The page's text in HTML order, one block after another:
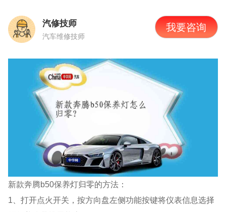
汽修技师
汽车维修技师
我要咨询
新款奔腾b50保养灯归零的方法：
1、打开点火开关，按方向盘左侧功能按键将仪表信息选择